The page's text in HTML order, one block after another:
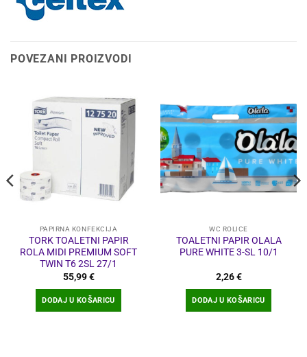
POVEZANI PROIZVODI
PAPIRNA KONFEKCIJA
TORK TOALETNI PAPIR
ROLA MIDI PREMIUM SOFT
TWIN T6 2SL 27/1
55,99€
DODAJ U KOŠARICU
WC ROLICE
TOALETNI PAPIR OLALA
PURE WHITE 3-SL 10/1
2,26€
DODAJ U KOŠARICU